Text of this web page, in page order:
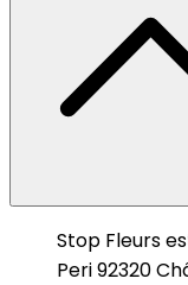
Stop Fleurs
Peri 92320